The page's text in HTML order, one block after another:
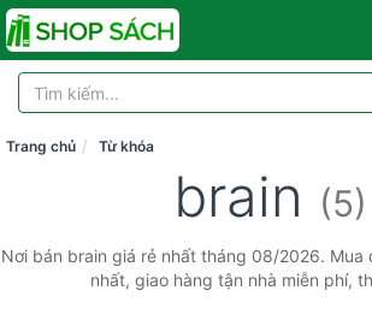
Trang chủ Từ khóa
brain (5)
Nơi bán brain giá rẻ nhất tháng 08/2026. Mua
nhất, giao hàng tận nhà miễn phí,